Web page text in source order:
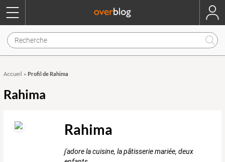
Accueil » Profil de Rahima
Rahima
Rahima
j'adore la cuisine, la pâtisserie mariée, deux